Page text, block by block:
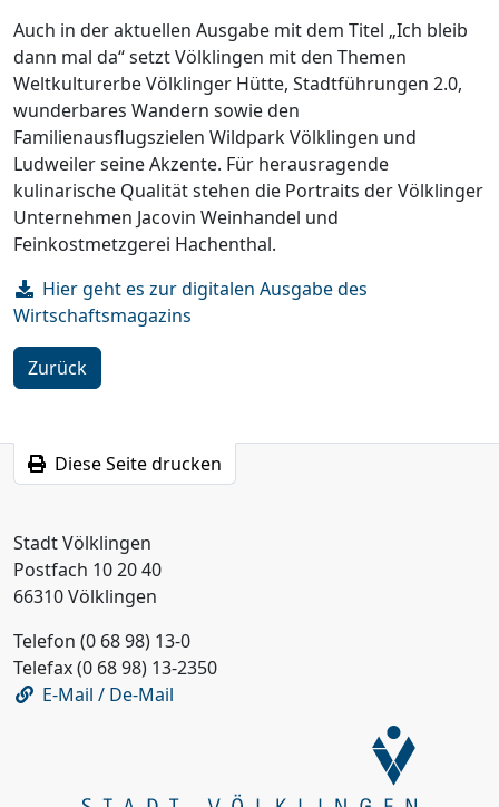
Auch in der aktuellen Ausgabe mit dem Titel „Ich bleib
dann mal da“ setzt Völklingen mit den Themen
Weltkulturerbe Völklinger Hütte, Stadtführungen 2.0,
wunderbares Wandern sowie den
Familienausflugszielen Wildpark Völklingen und
Ludweiler seine Akzente. Für herausragende
kulinarische Qualität stehen die Portraits der Völklinger
Unternehmen Jacovin Weinhandel und
Feinkostmetzgerei Hachenthal.
Hier geht es zur digitalen Ausgabe des
Wirtschaftsmagazins
Zurück
Diese Seite drucken
Stadt Völklingen
Postfach 10 20 40
66310 Völklingen
Telefon (0 68 98) 13-0
Telefax (0 68 98) 13-2350
E-Mail / De-Mail